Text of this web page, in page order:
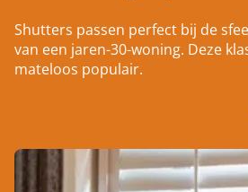
Shutters passen perfect bij de
van een jaren-30-woning. Deze
mateloos populair.